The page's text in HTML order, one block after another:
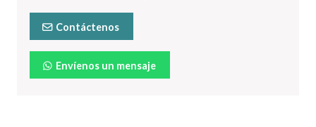
Contáctenos
Envíenos un mensaje